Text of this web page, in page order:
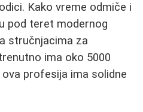
Kako vreme odmiče i
pod teret modernog
stručnjacima za
ima oko 5000
profesija ima solidne